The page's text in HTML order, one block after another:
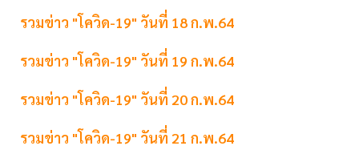
รวมข่าว "โควิด-19" วันที่ 18 ก.พ.64
รวมข่าว "โควิด-19" วันที่ 19 ก.พ.64
รวมข่าว "โควิด-19" วันที่ 20 ก.พ.64
รวมข่าว "โควิด-19" วันที่ 21 ก.พ.64